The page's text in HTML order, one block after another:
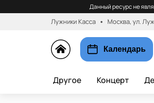
Данный ресурс не
Лужники Касса Москва, ул.
Календарь
Другое Концерт